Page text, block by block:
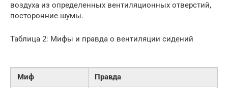
воздуха из определенных вентиляционных отверстий,
посторонние шумы.
Таблица 2: Мифы и правда о вентиляции сидений
Миф
Правда